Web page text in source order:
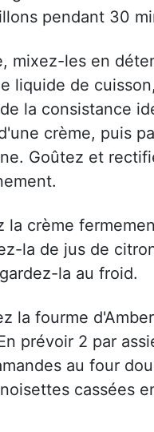
pendant 30
mixez-les en
liquide de
la consistance
crème, puis
Goûtez et
la crème
la de jus de
la au froid.
la fourme
prévoir 2 par
au four
cassées